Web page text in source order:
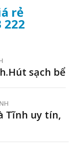
rẻ
222
sạch bể
Tĩnh uy tín,